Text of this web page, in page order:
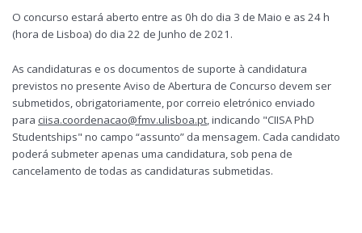
O concurso estará aberto entre as 0h do dia 3 de Maio e as 24 h
(hora de Lisboa) do dia 22 de Junho de 2021.
As candidaturas e os documentos de suporte à candidatura
previstos no presente Aviso de Abertura de Concurso devem ser
submetidos, obrigatoriamente, por correio eletrónico enviado
para ciisa.coordenacao@fmv.ulisboa.pt, indicando "CIISA PhD
Studentships" no campo “assunto” da mensagem. Cada candidato
poderá submeter apenas uma candidatura, sob pena de
cancelamento de todas as candidaturas submetidas.